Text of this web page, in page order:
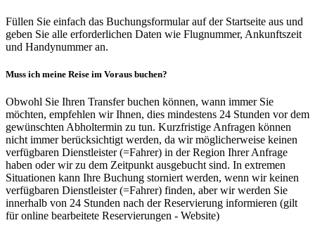
Füllen Sie einfach das Buchungsformular auf der Startseite aus und
geben Sie alle erforderlichen Daten wie Flugnummer, Ankunftszeit
und Handynummer an.
Muss ich meine Reise im Voraus buchen?
Obwohl Sie Ihren Transfer buchen können, wann immer Sie
möchten, empfehlen wir Ihnen, dies mindestens 24 Stunden vor dem
gewünschten Abholtermin zu tun. Kurzfristige Anfragen können
nicht immer berücksichtigt werden, da wir möglicherweise keinen
verfügbaren Dienstleister (=Fahrer) in der Region Ihrer Anfrage
haben oder wir zu dem Zeitpunkt ausgebucht sind. In extremen
Situationen kann Ihre Buchung storniert werden, wenn wir keinen
verfügbaren Dienstleister (=Fahrer) finden, aber wir werden Sie
innerhalb von 24 Stunden nach der Reservierung informieren (gilt
für online bearbeitete Reservierungen - Website)